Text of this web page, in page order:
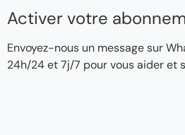
Activer votre
Envoyez-nous un message sur
24h/24 et 7j/7 pour vous aider et